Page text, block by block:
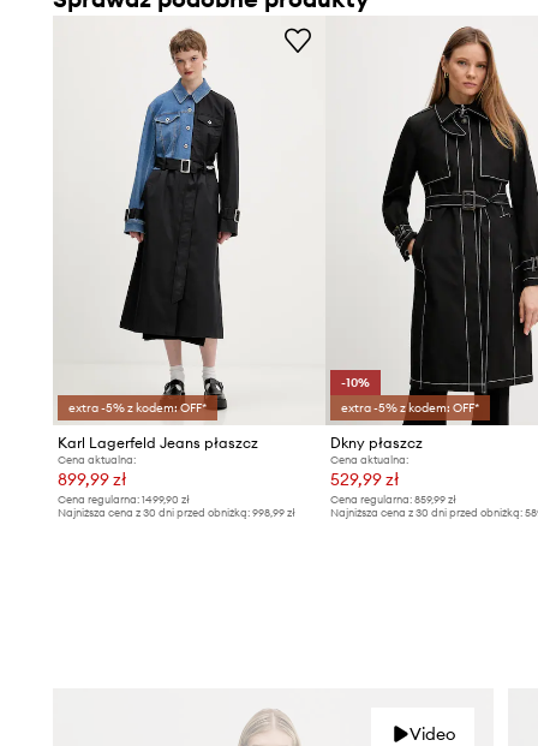
extra -5% z kodem: OFF*
Karl Lagerfeld Jeans płaszcz
Cena aktualna:
899,99 zł
Cena regularna: 1499,90 zł
Najniższa cena z 30 dni przed obniżką: 998,99 zł
-10%
extra -5% z kodem: OFF*
Dkny płaszcz
Cena aktualna:
529,99 zł
Cena regularna:859,99 zł
Najniższa cena z 30 dni przed obniżką:
Video